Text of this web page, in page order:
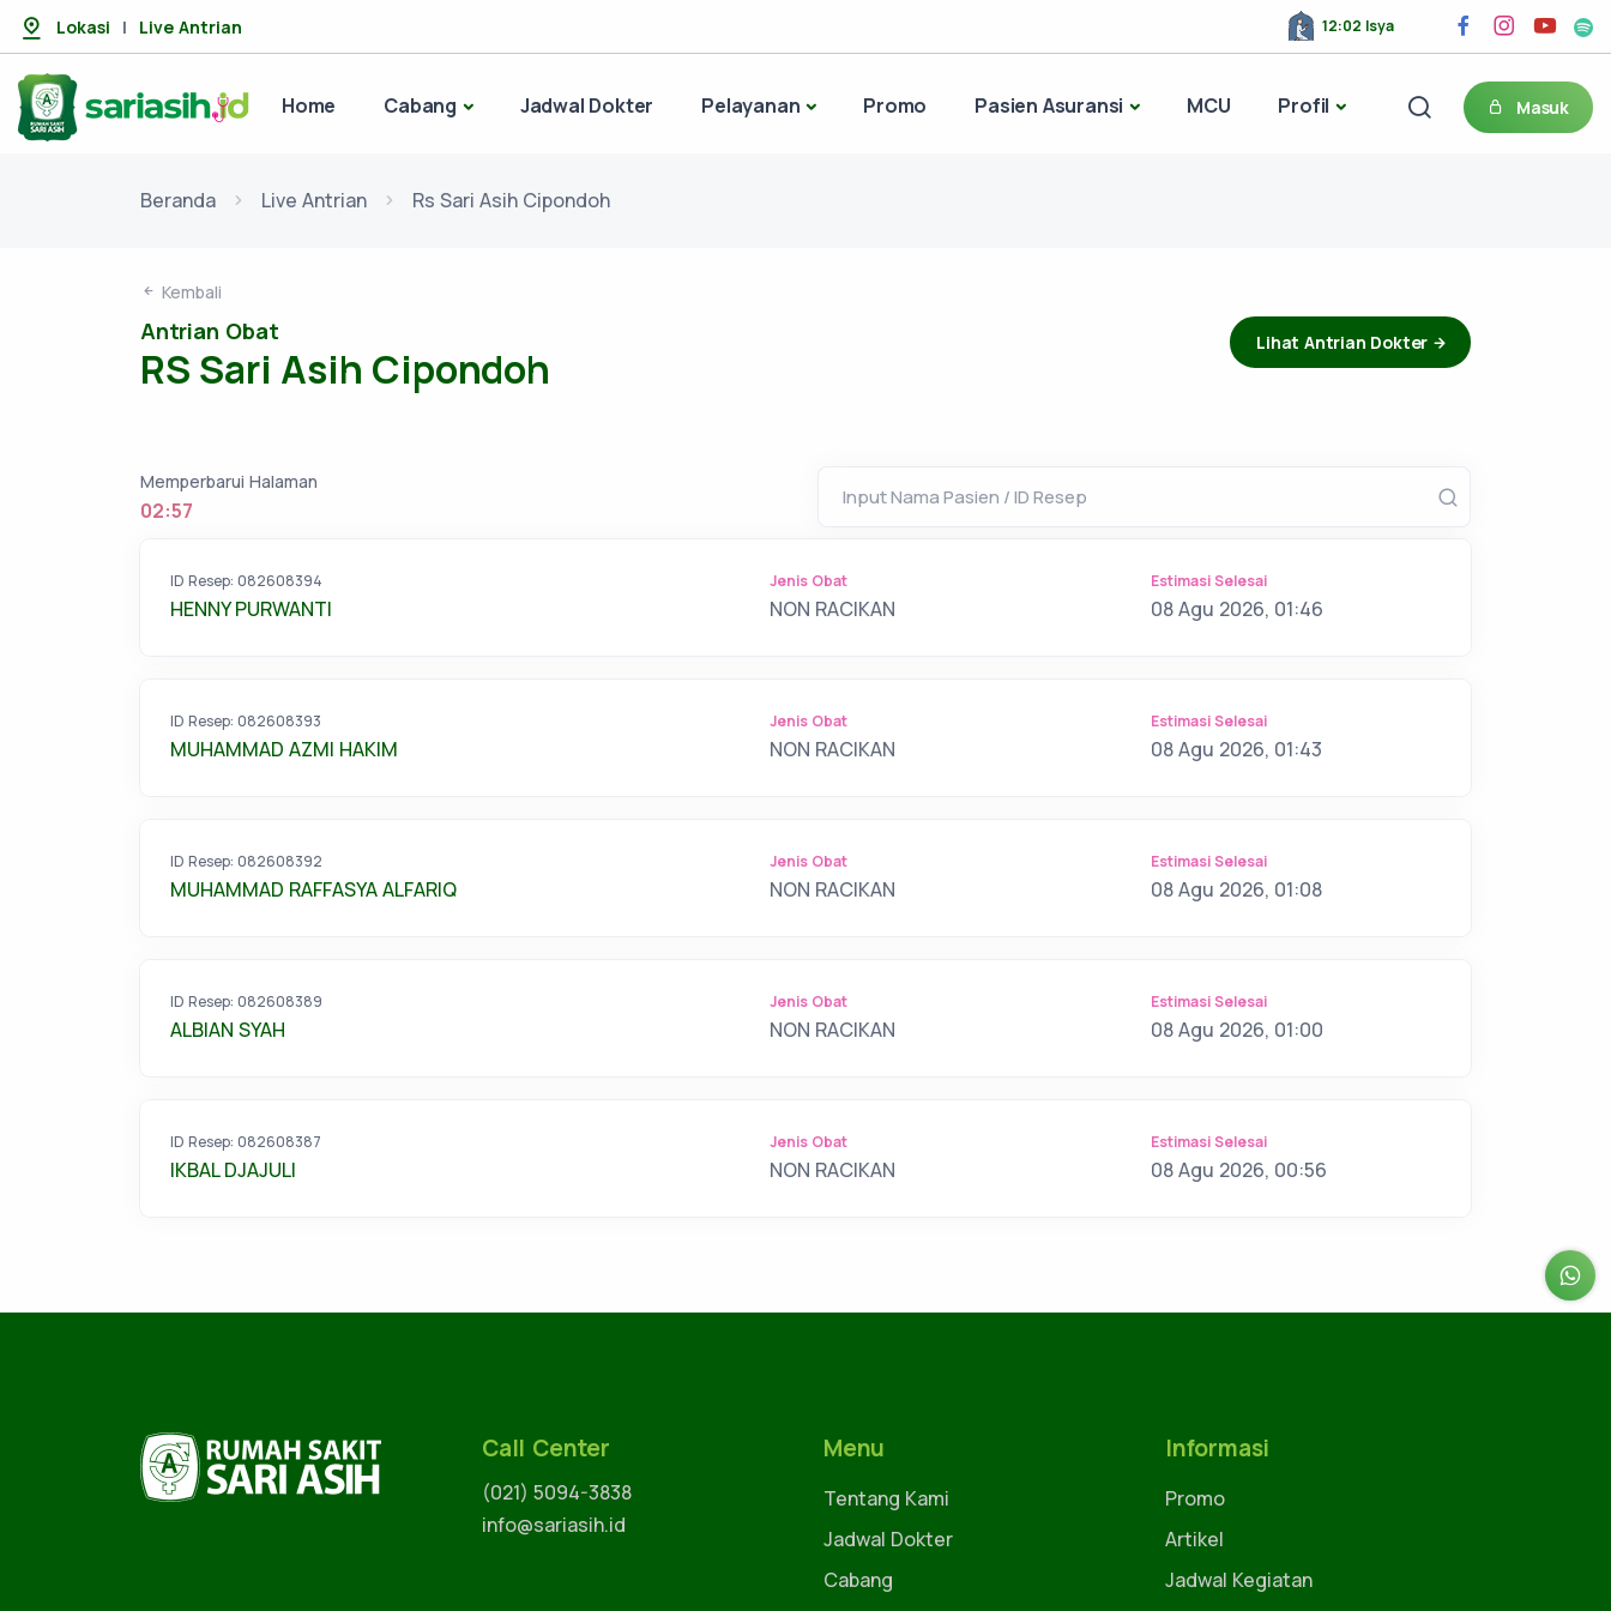
Lokasi | Live Antrian 12:02 Isya
Home Cabang Jadwal Dokter Pelayanan Promo Pasien Asuransi MCU Profil Masuk
Beranda Live Antrian Rs Sari Asih Cipondoh
Kembali
Antrian Obat
RS Sari Asih Cipondoh
Lihat Antrian Dokter
Memperbarui Halaman
02:56
ID Resep: 082608394
HENNY PURWANTI
Jenis Obat
NON RACIKAN
Estimasi Selesai
08 Agu 2026, 01:46
ID Resep: 082608393
MUHAMMAD AZMI HAKIM
Jenis Obat
NON RACIKAN
Estimasi Selesai
08 Agu 2026, 01:43
ID Resep: 082608392
MUHAMMAD RAFFASYA ALFARIQ
Jenis Obat
NON RACIKAN
Estimasi Selesai
08 Agu 2026, 01:08
ID Resep: 082608389
ALBIAN SYAH
Jenis Obat
NON RACIKAN
Estimasi Selesai
08 Agu 2026, 01:00
ID Resep: 082608387
IKBAL DJAJULI
Jenis Obat
NON RACIKAN
Estimasi Selesai
08 Agu 2026, 00:56
Call Center
(021) 5094-3838
info@sariasih.id
Menu
Tentang Kami
Jadwal Dokter
Cabang
Informasi
Promo
Artikel
Jadwal Kegiatan